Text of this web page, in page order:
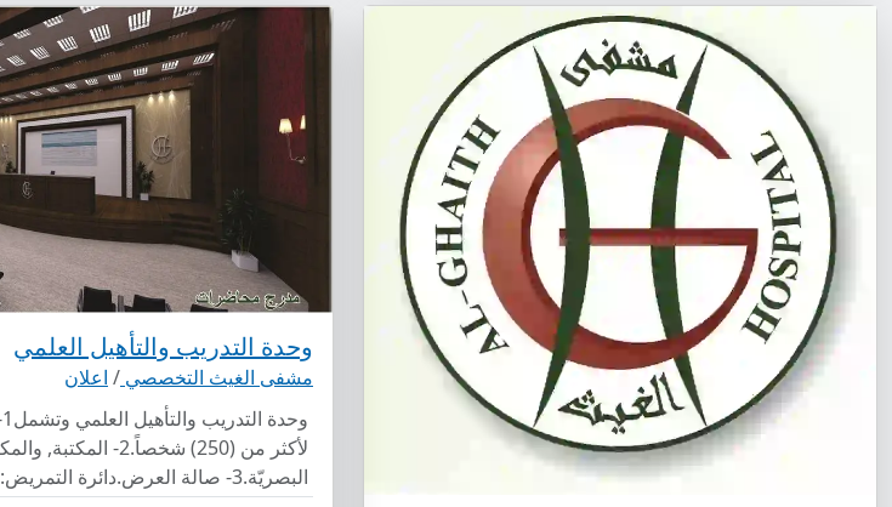
وحدة التدريب والتأهيل العلمي
مشفى الغيث التخصصي / اعلان
لأكثر من (250) شخصاً.2-
البصريّة.3- صالة العرض.دائرة التمريض:مه